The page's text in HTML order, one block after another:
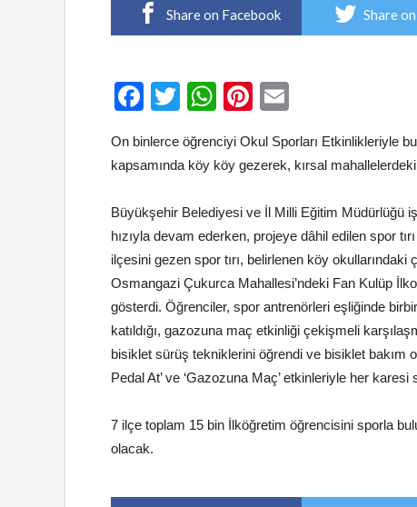
Share on Facebook Share
????????????????????????????????????
Facebook
TwitterWhatsApp
Pinterest
On binlerce öğrenciyi Okul Sporları Etkinlikleriyle
kapsamında köy köy gezerek, kırsal
Büyükşehir Belediyesi ve İl Milli Eğitim Müdürlüğü
hızıyla devam ederken, projeye dâhil edilen spor
ilçesini gezen spor tırı, belirlenen köy
Osmangazi Çukurca Mahallesi’ndeki Fan Kulüp
gösterdi. Öğrenciler, spor antrenörleri eşliğinde
katıldığı, gazozuna maç etkinliği çekişmeli
bisiklet sürüş tekniklerini öğrendi ve bisiklet bakım
Pedal At’ ve ‘Gazozuna Maç’ etkinleriyle her
7 ilçe toplam 15 bin İlköğretim öğrencisini sporla
olacak.